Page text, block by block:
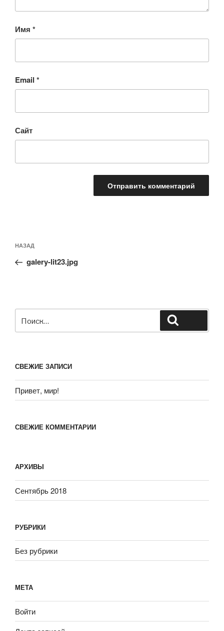
Имя *
Email *
Сайт
НАЗАД
galery-lit23.jpg
СВЕЖИЕ ЗАПИСИ
Привет, мир!
СВЕЖИЕ КОММЕНТАРИИ
АРХИВЫ
Сентябрь 2018
РУБРИКИ
Без рубрики
МЕТА
Войти